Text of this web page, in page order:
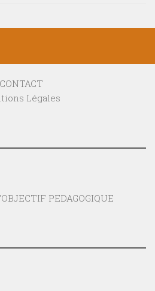
CONTACT
Légales
PEDAGOGIQUE